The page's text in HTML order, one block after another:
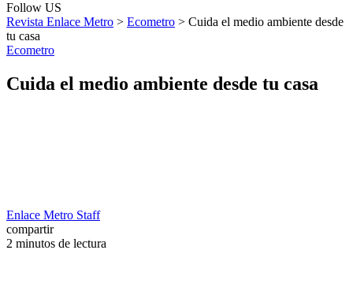
Follow US
Revista Enlace Metro > Ecometro > Cuida el medio ambiente desde
tu casa
Ecometro
Cuida el medio ambiente desde tu casa
Enlace Metro Staff
compartir
2 minutos de lectura